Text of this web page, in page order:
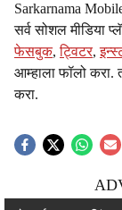
Sarkarnama
सर्व सोशल मीडिया
फेसबुक,ट्विटर,
आम्हाला फॉलो
करा.